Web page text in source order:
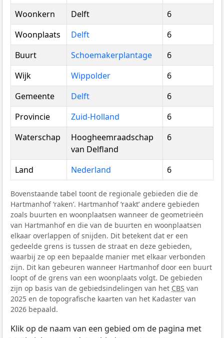
Woonkern Delft
6
Woonplaats
Delft
6
Buurt
Schoemakerplantage
6
Wijk
Wippolder
6
Gemeente
Delft
6
Provincie
Zuid-Holland
6
Waterschap
Hoogheemraadschap
van Delfland
6
Land Nederland 6
Bovenstaande tabel toont de regionale gebieden die de
Hartmanhof ‘raken’. Hartmanhof ‘raakt’ andere gebieden
zoals buurten en woonplaatsen wanneer de geometrieën
van Hartmanhof en die van de buurten en woonplaatsen
elkaar overlappen of snijden. Dit betekent dat er een
gedeelde grens is tussen de straat en deze gebieden,
waarbij ze op een bepaalde manier met elkaar verbonden
zijn. Dit kan gebeuren wanneer Hartmanhof door een buurt
loopt of de grens van een woonplaats volgt. De gebieden
zijn op basis van de gebiedsindelingen van het CBS van
2025 en de topografische kaarten van het Kadaster van
2026 bepaald.
Klik op de naam van een gebied om de pagina met